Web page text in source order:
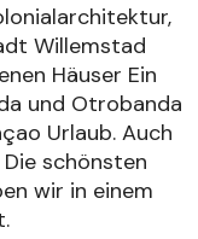
Willemstad
Häuser Ein
und Otrobanda
Urlaub. Auch
schönsten
wir in einem